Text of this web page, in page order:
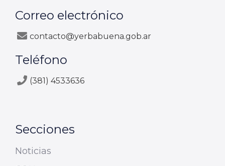
Correo electrónico
contacto@yerbabuena.gob.ar
Teléfono
(381) 4533636
Secciones
Noticias